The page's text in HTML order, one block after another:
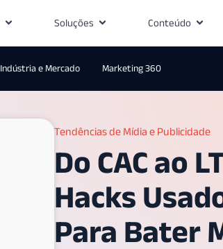
Soluções Conteúdo
Indústria e Mercado Marketing 360
Tendências de Mídia e Publicidade
Do CAC ao
Hacks
Para Bater